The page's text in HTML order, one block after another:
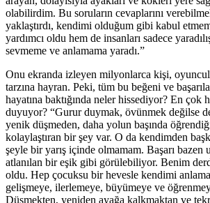
olabilirdim. Bu soruların cevaplarını
yaklaştırdı, kendimi olduğum gibi kabul
yardımcı oldu hem de insanları sadece
sevmeme ve anlamama yaradı.”
Onu ekranda izleyen milyonlarca kişi,
tarzına hayran. Peki, tüm bu beğeni ve
hayatına baktığında neler hissediyor? En çok
duyuyor? “Gurur duymak, övünmek değilse
yenik düşmeden, daha yolun başında
kolaylaştıran bir şey var. O da kendimden
şeyle bir yarış içinde olmamam. Başarı bazen
atlanılan bir eşik gibi görülebiliyor. Benim
oldu. Hep çocuksu bir hevesle kendimi
gelişmeye, ilerlemeye, büyümeye ve
Düşmekten, yeniden ayağa kalkmaktan ve